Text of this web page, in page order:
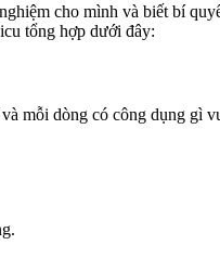
cho mình và biết bí
tổng hợp dưới đây:
mỗi dòng có công dụng gì